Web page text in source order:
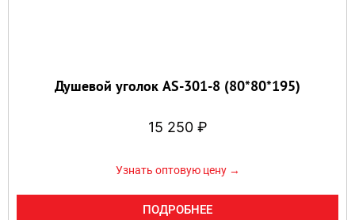
Душевой уголок AS-301-8 (80*80*195)
15 250 ₽
Узнать оптовую цену →
ПОДРОБНЕЕ